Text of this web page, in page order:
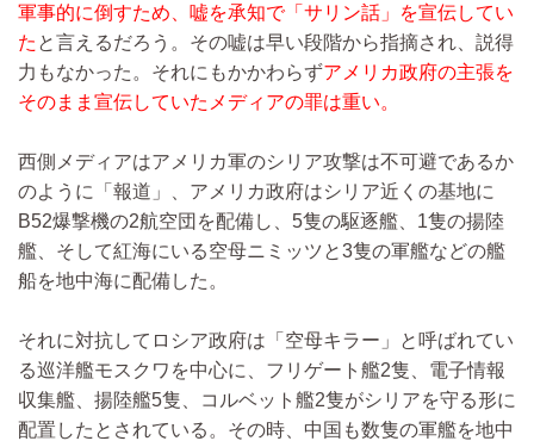
軍事的に倒すため、嘘を承知で「サリン話」を宣伝してい
た と言えるだろう。その嘘は早い段階から指摘され、説得
力もなかった。それにもかかわらずアメリカ政府の主張を
そのまま宣伝していたメディアの罪は重い。
西側メディアはアメリカ軍のシリア攻撃は不可避であるか
のように「報道」、アメリカ政府はシリア近くの基地に
B52爆撃機の2航空団を配備し、5隻の駆逐艦、1隻の揚陸
艦、そして紅海にいる空母ニミッツと3隻の軍艦などの艦
船を地中海に配備した。
それに対抗してロシア政府は「空母キラー」と呼ばれてい
る巡洋艦モスクワを中心に、フリゲート艦2隻、電子情報
収集艦、揚陸艦5隻、コルベット艦2隻がシリアを守る形に
配置したとされている。その時、中国も数隻の軍艦を地中